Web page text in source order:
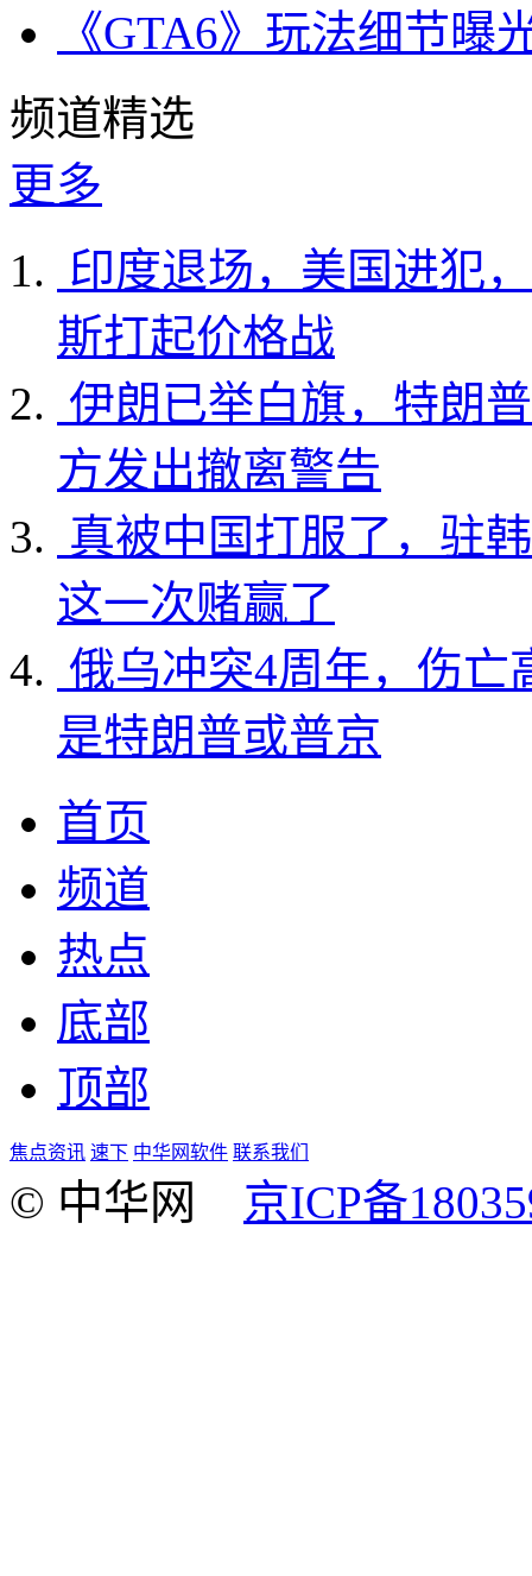
《GTA6》玩法细节
频道精选
更多
印度退场，美国进犯
斯打起价格战
伊朗已举白旗，特朗
方发出撤离警告
真被中国打服了，驻
这一次赌赢了
俄乌冲突4周年，伤亡
是特朗普或普京
首页
频道
热点
底部
顶部
焦点资讯 速下 中华网软件 联系我们
© 中华网 京ICP备